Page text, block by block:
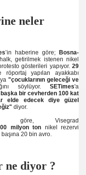
neler
’in haberine göre;
Bosna-
getirilmek istenen nikel
gösterileri yapıyor. 29
yapılan ayakkabı
"çocuklarının geleceği ve
söylüyor.SETimes'a
bir cevherden 100 kat
elde edecek diye güzel
diyor.
göre, Visegrad
milyon ton nikel rezervi
20 bin avro.
ne diyor ?
bir mücadeledir